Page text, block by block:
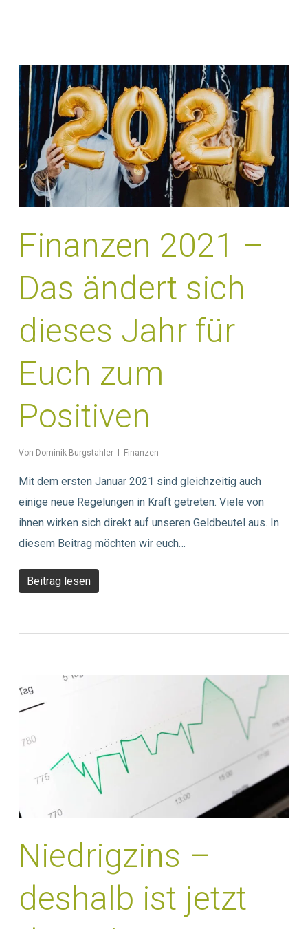
Finanzen 2021 –
Das ändert sich
dieses Jahr für
Euch zum
Positiven
Von Dominik Burgstahler Finanzen
Mit dem ersten Januar 2021 sind gleichzeitig auch
einige neue Regelungen in Kraft getreten. Viele von
ihnen wirken sich direkt auf unseren Geldbeutel aus. In
diesem Beitrag möchten wir euch…
Beitrag lesen
Niedrigzins –
deshalb ist jetzt